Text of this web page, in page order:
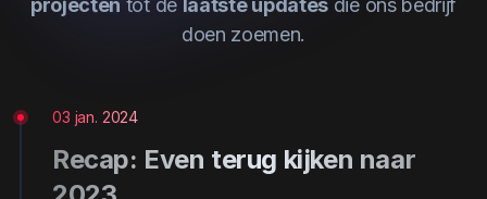
projecten tot de laatste updates die ons bedrijf
doen zoemen.
03 jan. 2024
Recap: Even terug kijken naar